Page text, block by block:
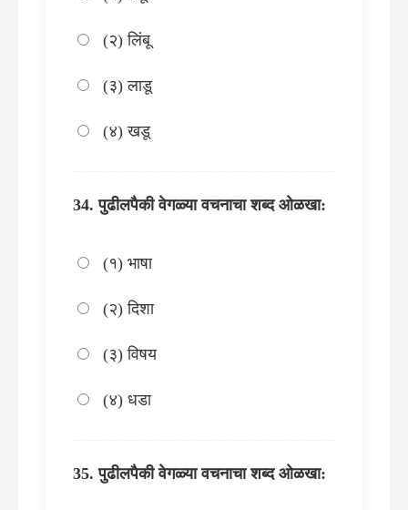
(२) लिंबू
(३) लाडू
(४) खडू
पुढीलपैकी वेगळ्या वचनाचा शब्द ओळखा:
(१) भाषा
(२) दिशा
(३) विषय
(४) धडा
पुढीलपैकी वेगळ्या वचनाचा शब्द ओळखा: